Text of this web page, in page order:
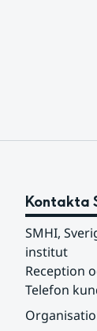
Kontakta
SMHI,
institut
Reception
Telefon